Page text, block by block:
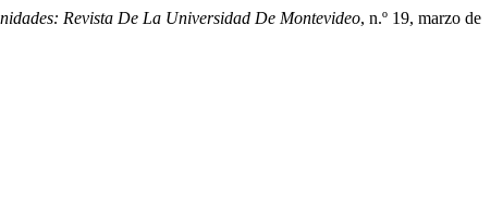
Revista De La Universidad De Montevideo, n.º 19, marzo de